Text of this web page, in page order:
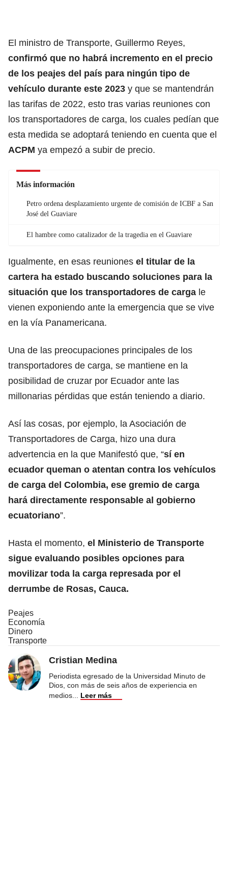
El ministro de Transporte, Guillermo Reyes,
confirmó que no habrá incremento en el precio
de los peajes del país para ningún tipo de
vehículo durante este 2023 y que se mantendrán
las tarifas de 2022, esto tras varias reuniones con
los transportadores de carga, los cuales pedían que
esta medida se adoptará teniendo en cuenta que el
ACPM ya empezó a subir de precio.
Más información
Petro ordena desplazamiento urgente de comisión de ICBF a San
José del Guaviare
El hambre como catalizador de la tragedia en el Guaviare
Igualmente, en esas reuniones el titular de la
cartera ha estado buscando soluciones para la
situación que los transportadores de carga le
vienen exponiendo ante la emergencia que se vive
en la vía Panamericana.
Una de las preocupaciones principales de los
transportadores de carga, se mantiene en la
posibilidad de cruzar por Ecuador ante las
millonarias pérdidas que están teniendo a diario.
Así las cosas, por ejemplo, la Asociación de
Transportadores de Carga, hizo una dura
advertencia en la que Manifestó que, “sí en
ecuador queman o atentan contra los vehículos
de carga del Colombia, ese gremio de carga
hará directamente responsable al gobierno
ecuatoriano”.
Hasta el momento, el Ministerio de Transporte
sigue evaluando posibles opciones para
movilizar toda la carga represada por el
derrumbe de Rosas, Cauca.
Peajes
Economía
Dinero
Transporte
Cristian Medina
Periodista egresado de la Universidad Minuto de
Dios, con más de seis años de experiencia en
medios
Leer más